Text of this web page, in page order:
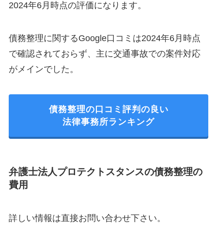
2024年6月時点の評価になります。
債務整理に関するGoogle口コミは2024年6月時点
で確認されておらず、主に交通事故での案件対応
がメインでした。
債務整理の口コミ評判の良い
法律事務所ランキング
弁護士法人プロテクトスタンスの債務整理の
費用
詳しい情報は直接お問い合わせ下さい。